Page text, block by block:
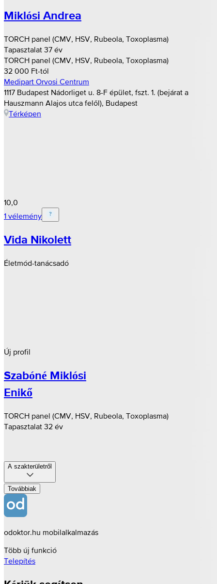
Miklósi Andrea
TORCH panel (CMV, HSV, Rubeola, Toxoplasma)
Tapasztalat 37 év
TORCH panel (CMV, HSV, Rubeola, Toxoplasma)
32 000 Ft-tól
Medipart Orvosi Centrum
1117 Budapest Nádorliget u. 8-F épület, fszt. 1. (bejárat a
Hauszmann Alajos utca felől), Budapest
Térképen
10,0
1 vélemény
Vida Nikolett
Életmód-tanácsadó
Új profil
Szabóné Miklósi
Enikő
TORCH panel (CMV, HSV, Rubeola, Toxoplasma)
Tapasztalat 32 év
A szakterületről
Továbbiak
odoktor.hu mobilalkalmazás
Több új funkció
Telepítés